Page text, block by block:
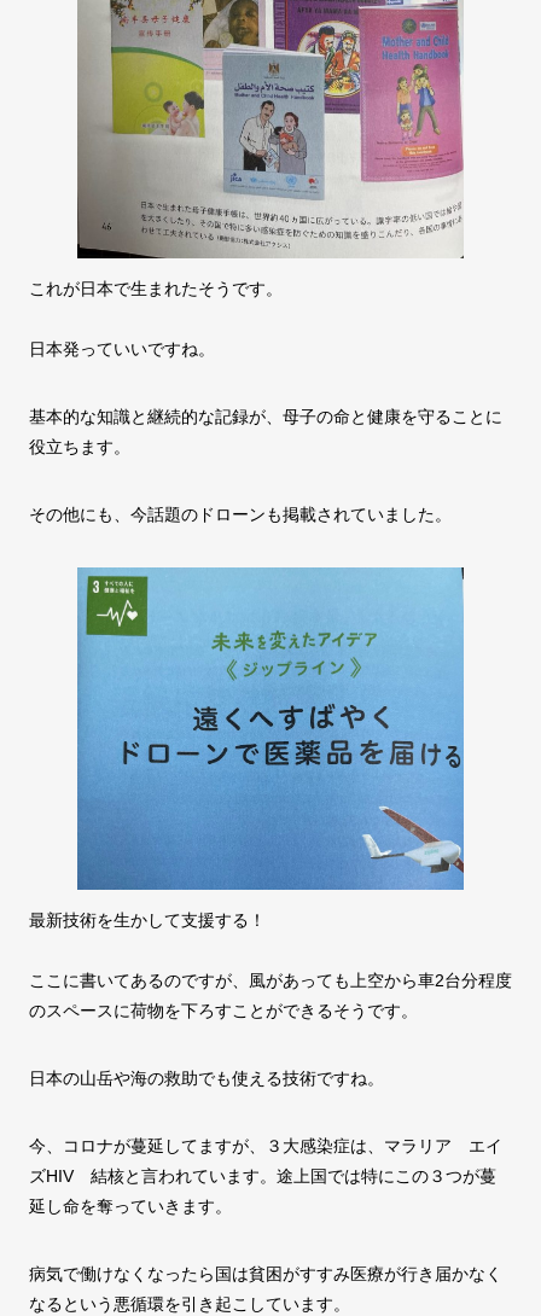
これが日本で生まれたそうです。
日本発っていいですね。
基本的な知識と継続的な記録が、母子の命と健康を守ることに
役立ちます。
その他にも、今話題のドローンも掲載されていました。
最新技術を生かして支援する！
ここに書いてあるのですが、風があっても上空から車2台分程度
のスペースに荷物を下ろすことができるそうです。
日本の山岳や海の救助でも使える技術ですね。
今、コロナが蔓延してますが、３大感染症は、マラリア エイ
ズHIV 結核と言われています。途上国では特にこの３つが蔓
延し命を奪っていきます。
病気で働けなくなったら国は貧困がすすみ医療が行き届かなく
なるという悪循環を引き起こしています。